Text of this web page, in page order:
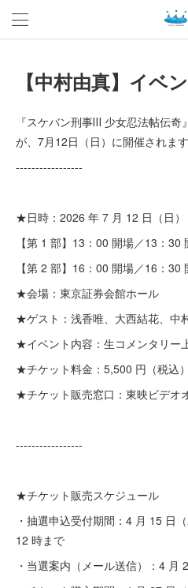
【中村由真】イベ
『スケバン刑事Ⅲ 少女忍法帖伝
が、7月12日（日）に開催されます
-----------------
★日時：2026 年 7 月 12 日（日）
【第 1 部】13：00 開場／13：30
【第 2 部】16：00 開場／16：30
★会場：東京証券会館ホール
★ゲスト：浅香唯、大西結花、中
★イベント内容：生コメンタリー
★チケット料金：5,500 円（税込）
★チケット販売窓口：東映ビデオ
-----------------
★チケット販売スケジュール
・抽選申込受付期間：4 月 15 日
12 時まで
・当選案内（メール送信）：4 月